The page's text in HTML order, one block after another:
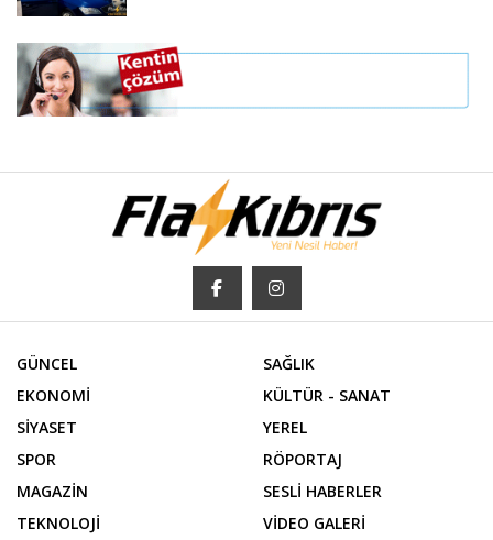
GÜNCEL
EKONOMİ
SİYASET
SPOR
MAGAZİN
TEKNOLOJİ
SAĞLIK
KÜLTÜR - SANAT
YEREL
RÖPORTAJ
SESLİ HABERLER
VİDEO GALERİ